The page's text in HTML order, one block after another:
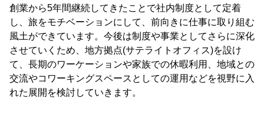
創業から5年間継続してきたことで社内制度として定着
し、旅をモチベーションにして、前向きに仕事に取り組む
風土ができています。今後は制度や事業としてさらに深化
させていくため、地方拠点(サテライトオフィス)を設け
て、長期のワーケーションや家族での休暇利用、地域との
交流やコワーキングスペースとしての運用などを視野に入
れた展開を検討していきます。